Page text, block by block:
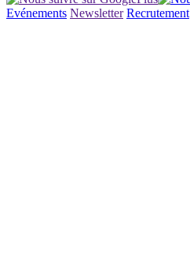
Evénements Newsletter Recrutement